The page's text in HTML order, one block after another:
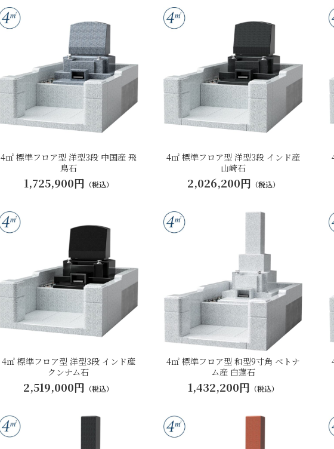
4㎡ 標準フロア型 洋型3段 中国産 飛
鳥石
1,725,900円 （税込）
4㎡ 標準フロア型 洋型3段 インド産
山崎石
2,026,200円 （税込）
4㎡ 標準フロア型 洋型3段 インド産
クンナム石
2,519,000円 （税込）
4㎡ 標準フロア型 和型9寸角 ベトナ
ム産 白蓮石
1,432,200円 （税込）